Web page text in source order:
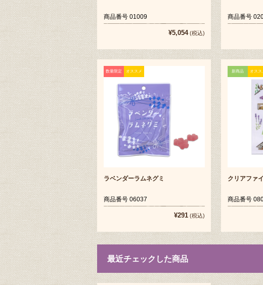
商品番号 01009
¥5,054(税込)
商品番号
数量限定 オススメ
ラベンダーラムネグミ
商品番号 06037
¥291 (税込)
新商品 オスス
クリアファ
商品番号
最近チェックした商品